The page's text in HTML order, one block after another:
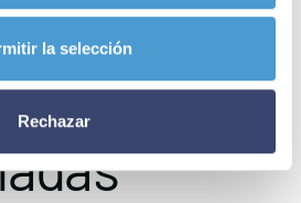
la selección
Rechazar